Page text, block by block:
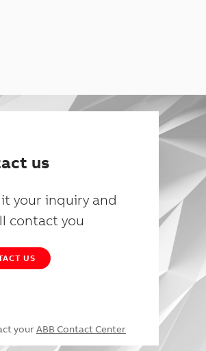
us
your inquiry and
contact you
US
your ABB Contact Center